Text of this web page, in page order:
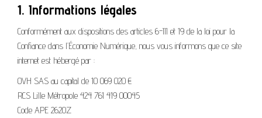
1. Informations légales
Conformément aux dispositions des articles 6-III et 19 de la loi pour la
Confiance dans l’Économie Numérique, nous vous informons que ce site
internet est hébergé par :
OVH SAS au capital de 10 069 020 €
RCS Lille Métropole 424 761 419 00045
Code APE 2620Z